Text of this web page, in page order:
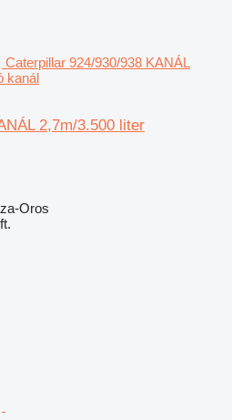
Caterpillar 924/930/938 KANÁL
kanál
2,7m/3.500 liter
Oros